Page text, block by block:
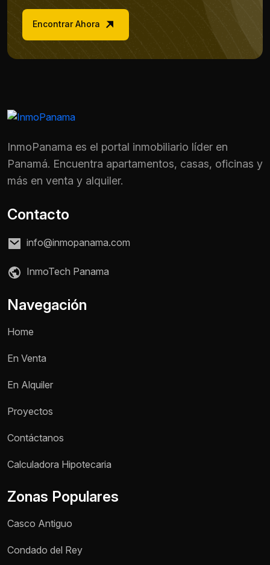
Encontrar Ahora
InmoPanama es el portal inmobiliario líder en
Panamá. Encuentra apartamentos, casas, oficinas y
más en venta y alquiler.
Contacto
info@inmopanama.com
InmoTech Panama
Navegación
Home
En Venta
En Alquiler
Proyectos
Contáctanos
Calculadora Hipotecaria
Zonas Populares
Casco Antiguo
Condado del Rey